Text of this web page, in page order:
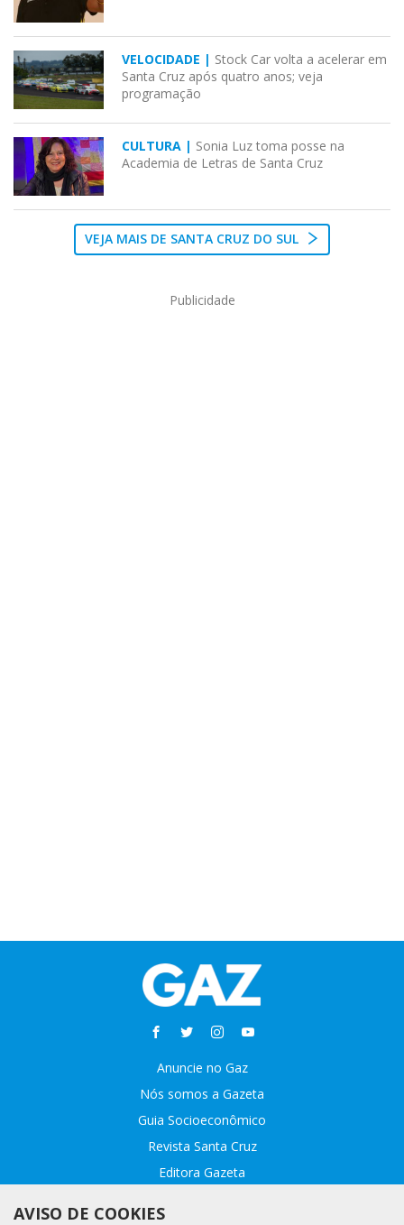
VELOCIDADE | Stock Car volta a acelerar em
Santa Cruz após quatro anos; veja
programação
CULTURA | Sonia Luz toma posse na
Academia de Letras de Santa Cruz
VEJA MAIS DE SANTA CRUZ DO SUL
Publicidade
Anuncie no Gaz
Nós somos a Gazeta
Guia Socioeconômico
Revista Santa Cruz
Editora Gazeta
AVISO DE COOKIES